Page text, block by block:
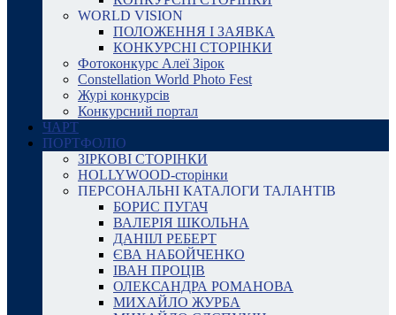
WORLD VISION
ПОЛОЖЕННЯ І ЗАЯВКА
КОНКУРСНІ СТОРІНКИ
Фотоконкурс Алеї Зірок
Constellation World Photo Fest
Журі конкурсів
Конкурсний портал
ЧАРТ
ПОРТФОЛІО
ЗІРКОВІ СТОРІНКИ
HOLLYWOOD-сторінки
ПЕРСОНАЛЬНІ КАТАЛОГИ ТАЛАНТІВ
БОРИС ПУГАЧ
ВАЛЕРІЯ ШКОЛЬНА
ДАНІІЛ РЕБЕРТ
ЄВА НАБОЙЧЕНКО
ІВАН ПРОЦІВ
ОЛЕКСАНДРА РОМАНОВА
МИХАЙЛО ЖУРБА